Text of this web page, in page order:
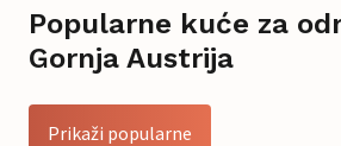
Popularne kuće za
Gornja Austrija
Prikaži popularne